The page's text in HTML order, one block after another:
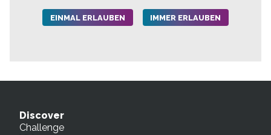
EINMAL ERLAUBEN IMMER ERLAUBEN
Discover
Challenge